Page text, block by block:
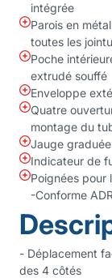
intégrée
Parois en
toutes les
Poche
extrudé souffé
Enveloppe
Quatre
montage du
Jauge
Indicateur de
Poignées pour
-Conforme
- Déplacement
des 4 côtés